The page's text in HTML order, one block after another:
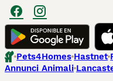
Pets4Homes Hastnet
Annunci Animali